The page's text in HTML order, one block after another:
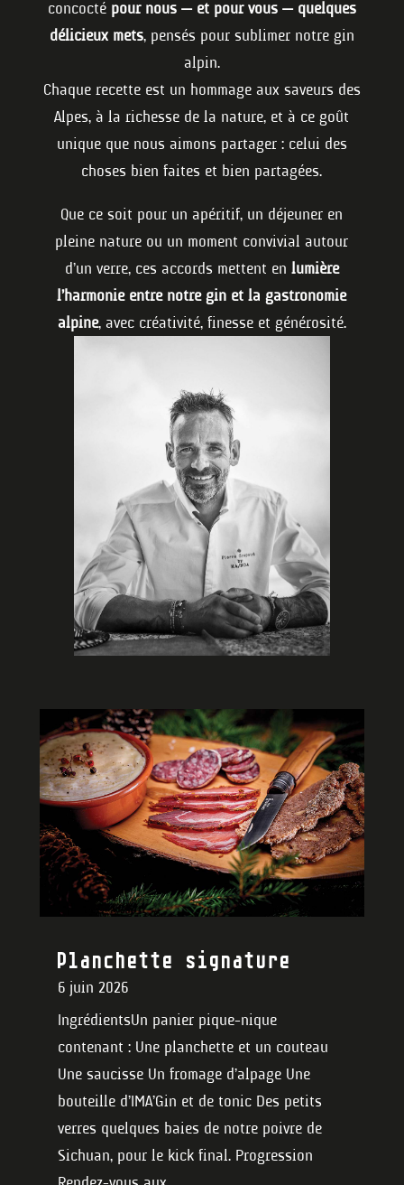
concocté pour nous — et pour vous — quelques
délicieux mets, pensés pour sublimer notre gin
alpin.
Chaque recette est un hommage aux saveurs des
Alpes, à la richesse de la nature, et à ce goût
unique que nous aimons partager : celui des
choses bien faites et bien partagées.
Que ce soit pour un apéritif, un déjeuner en
pleine nature ou un moment convivial autour
d’un verre, ces accords mettent en lumière
l’harmonie entre notre gin et la gastronomie
alpine, avec créativité, finesse et générosité.
Planchette signature
6 juin 2026
IngrédientsUn panier pique-nique
contenant : Une planchette et un couteau
Une saucisse Un fromage d’alpage Une
bouteille d’IMA’Gin et de tonic Des petits
verres quelques baies de notre poivre de
Sichuan, pour le kick final. Progression